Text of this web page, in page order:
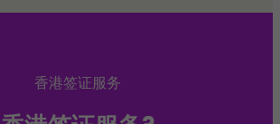
香港签证服务